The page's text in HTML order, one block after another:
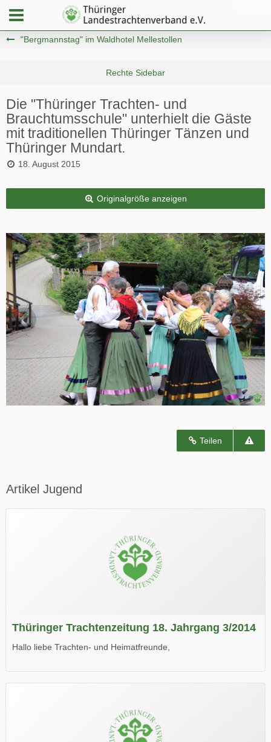
"Bergmannstag" im Waldhotel Mellestollen
Die "Thüringer Trachten- und
Brauchtumsschule" unterhielt die Gäste
mit traditionellen Thüringer Tänzen und
Thüringer Mundart.
18. August 2015
Originalgröße anzeigen
Teilen
Artikel Jugend
Thüringer Trachtenzeitung 18. Jahrgang 3/2014
Hallo liebe Trachten- und Heimatfreunde,
Wir wünschen Euch viel Spaß beim Lesen.